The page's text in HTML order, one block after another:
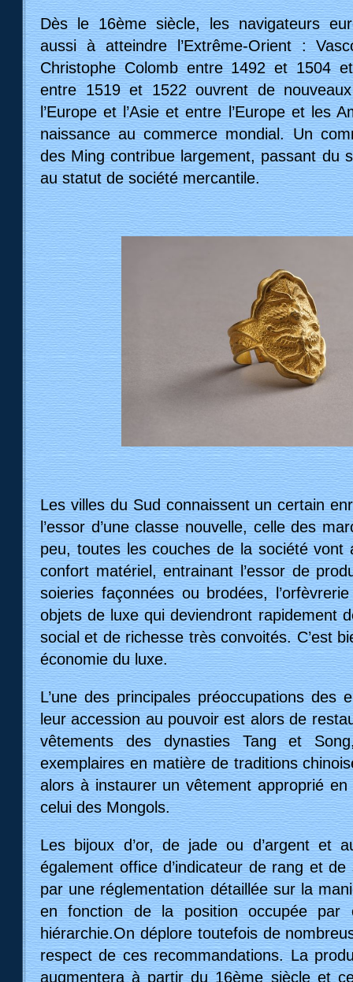
Dès le 16ème siècle, les navigateurs
aussi à atteindre l’Extrême-Orient :
Christophe Colomb entre 1492 et 1504
entre 1519 et 1522 ouvrent de
l’Europe et l’Asie et entre l’Europe et les
naissance au commerce mondial. Un
des Ming contribue largement, passant du
au statut de société mercantile.
Les villes du Sud connaissent un certain
l’essor d’une classe nouvelle, celle des
peu, toutes les couches de la société vont
confort matériel, entrainant l’essor de
soieries façonnées ou brodées,
objets de luxe qui deviendront rapidement
social et de richesse très convoités. C’est
économie du luxe.
L’une des principales préoccupations des
leur accession au pouvoir est alors de
vêtements des dynasties Tang et
exemplaires en matière de traditions
alors à instaurer un vêtement approprié
celui des Mongols.
Les bijoux d’or, de jade ou d’argent et
également office d’indicateur de rang et
par une réglementation détaillée sur la
en fonction de la position occupée par
hiérarchie.On déplore toutefois de
respect de ces recommandations. La
augmentera à partir du 16ème siècle et